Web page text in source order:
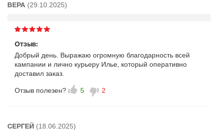
ВЕРА (29.10.2025)
Отзыв:
Добрый день. Выражаю огромную благодарность всей
кампании и лично курьеру Илье, который оперативно
доставил заказ.
Отзыв полезен? 5 2
СЕРГЕЙ (18.06.2025)